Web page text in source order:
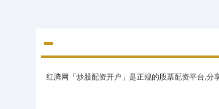
红腾网「炒股配资开户」是正规的股票配资平台,